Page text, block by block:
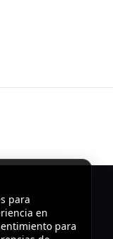
para
en
para